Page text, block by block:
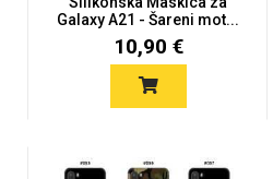
Galaxy A21 - Šareni mot...
10,90 €